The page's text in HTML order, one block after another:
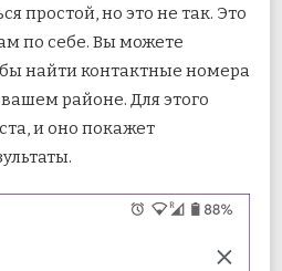
простой, но это не так. Это
по себе. Вы можете
найти контактные номера
районе. Для этого
и оно покажет